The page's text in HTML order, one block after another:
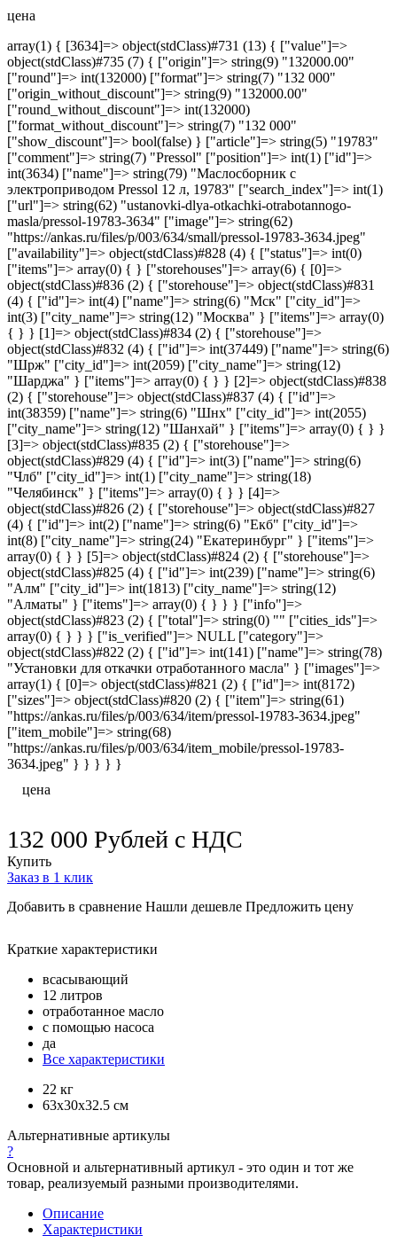
цена
array(1) { [3634]=> object(stdClass)#731 (13) { ["value"]=>
object(stdClass)#735 (7) { ["origin"]=> string(9) "132000.00"
["round"]=> int(132000) ["format"]=> string(7) "132 000"
["origin_without_discount"]=> string(9) "132000.00"
["round_without_discount"]=> int(132000)
["format_without_discount"]=> string(7) "132 000"
["show_discount"]=> bool(false) } ["article"]=> string(5) "19783"
["comment"]=> string(7) "Pressol" ["position"]=> int(1) ["id"]=>
int(3634) ["name"]=> string(79) "Маслосборник с
электроприводом Pressol 12 л, 19783" ["search_index"]=> int(1)
["url"]=> string(62) "ustanovki-dlya-otkachki-otrabotannogo-
masla/pressol-19783-3634" ["image"]=> string(62)
"https://ankas.ru/files/p/003/634/small/pressol-19783-3634.jpeg"
["availability"]=> object(stdClass)#828 (4) { ["status"]=> int(0)
["items"]=> array(0) { } ["storehouses"]=> array(6) { [0]=>
object(stdClass)#836 (2) { ["storehouse"]=> object(stdClass)#831
(4) { ["id"]=> int(4) ["name"]=> string(6) "Мск" ["city_id"]=>
int(3) ["city_name"]=> string(12) "Москва" } ["items"]=> array(0)
{ } } [1]=> object(stdClass)#834 (2) { ["storehouse"]=>
object(stdClass)#832 (4) { ["id"]=> int(37449) ["name"]=> string(6)
"Шрж" ["city_id"]=> int(2059) ["city_name"]=> string(12)
"Шарджа" } ["items"]=> array(0) { } } [2]=> object(stdClass)#838
(2) { ["storehouse"]=> object(stdClass)#837 (4) { ["id"]=>
int(38359) ["name"]=> string(6) "Шнх" ["city_id"]=> int(2055)
["city_name"]=> string(12) "Шанхай" } ["items"]=> array(0) { } }
[3]=> object(stdClass)#835 (2) { ["storehouse"]=>
object(stdClass)#829 (4) { ["id"]=> int(3) ["name"]=> string(6)
"Члб" ["city_id"]=> int(1) ["city_name"]=> string(18)
"Челябинск" } ["items"]=> array(0) { } } [4]=>
object(stdClass)#826 (2) { ["storehouse"]=> object(stdClass)#827
(4) { ["id"]=> int(2) ["name"]=> string(6) "Екб" ["city_id"]=>
int(8) ["city_name"]=> string(24) "Екатеринбург" } ["items"]=>
array(0) { } } [5]=> object(stdClass)#824 (2) { ["storehouse"]=>
object(stdClass)#825 (4) { ["id"]=> int(239) ["name"]=> string(6)
"Алм" ["city_id"]=> int(1813) ["city_name"]=> string(12)
"Алматы" } ["items"]=> array(0) { } } } ["info"]=>
object(stdClass)#823 (2) { ["total"]=> string(0) "" ["cities_ids"]=>
array(0) { } } } ["is_verified"]=> NULL ["category"]=>
object(stdClass)#822 (2) { ["id"]=> int(141) ["name"]=> string(78)
"Установки для откачки отработанного масла" } ["images"]=>
array(1) { [0]=> object(stdClass)#821 (2) { ["id"]=> int(8172)
["sizes"]=> object(stdClass)#820 (2) { ["item"]=> string(61)
"https://ankas.ru/files/p/003/634/item/pressol-19783-3634.jpeg"
["item_mobile"]=> string(68)
"https://ankas.ru/files/p/003/634/item_mobile/pressol-19783-
3634.jpeg" } } } } }
цена
132 000 Рублей с НДС
Купить
Заказ в 1 клик
Добавить в сравнение Нашли дешевле Предложить цену
Краткие характеристики
всасывающий
12 литров
отработанное масло
с помощью насоса
да
Все характеристики
22 кг
63x30x32.5 см
Альтернативные артикулы
?
Основной и альтернативный артикул - это один и тот же
товар, реализуемый разными производителями.
Описание
Характеристики